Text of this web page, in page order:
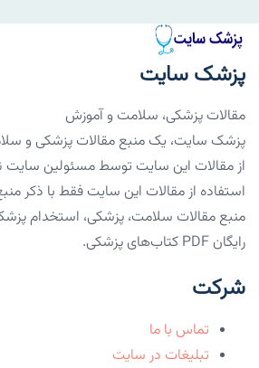
پزشک سایت
مقالات پزشکی، سلامت و آموزش
پزشک سایت، یک منبع مقالات پزشکی و
از مقالات این سایت توسط مسئولین سایت
استفاده از مقالات این سایت فقط با ذکر
منبع مقالات سلامت، پزشکی، استخدام
رایگان PDF کتاب‌های پزشکی.
شرکت
تماس با ما
تبلیغات در سایت